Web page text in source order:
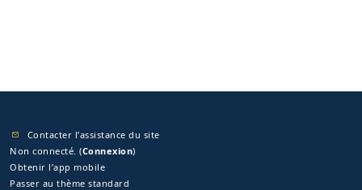
Contacter l’assistance du site
Non connecté. (Connexion)
Obtenir l’app mobile
Passer au thème standard